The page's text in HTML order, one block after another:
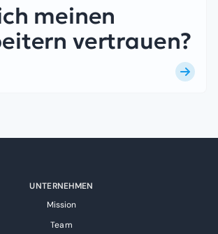
meinen
vertrauen?
UNTERNEHMEN
Mission
Team